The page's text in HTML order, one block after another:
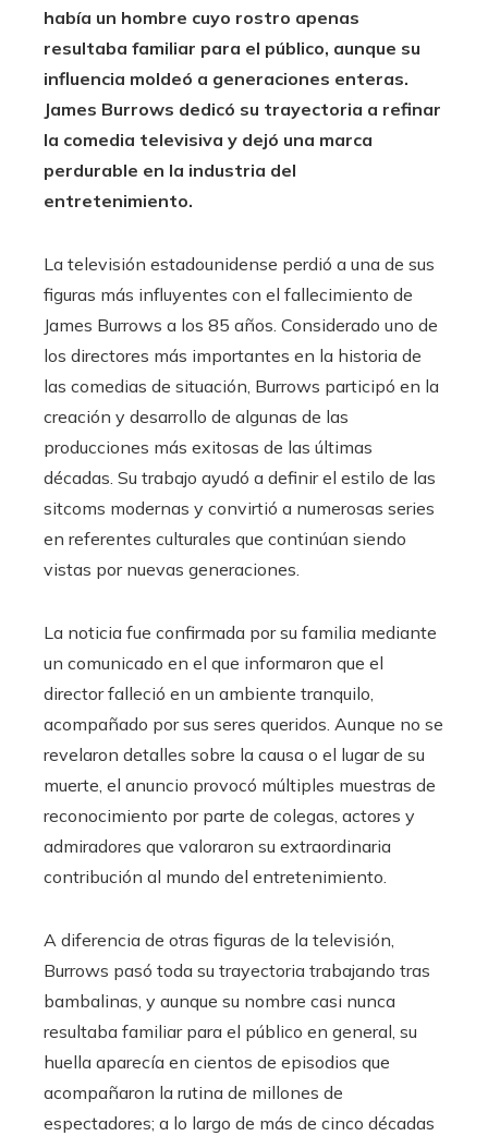
había un hombre cuyo rostro apenas
resultaba familiar para el público, aunque su
influencia moldeó a generaciones enteras.
James Burrows dedicó su trayectoria a refinar
la comedia televisiva y dejó una marca
perdurable en la industria del
entretenimiento.
La televisión estadounidense perdió a una de sus
figuras más influyentes con el fallecimiento de
James Burrows a los 85 años. Considerado uno de
los directores más importantes en la historia de
las comedias de situación, Burrows participó en la
creación y desarrollo de algunas de las
producciones más exitosas de las últimas
décadas. Su trabajo ayudó a definir el estilo de las
sitcoms modernas y convirtió a numerosas series
en referentes culturales que continúan siendo
vistas por nuevas generaciones.
La noticia fue confirmada por su familia mediante
un comunicado en el que informaron que el
director falleció en un ambiente tranquilo,
acompañado por sus seres queridos. Aunque no se
revelaron detalles sobre la causa o el lugar de su
muerte, el anuncio provocó múltiples muestras de
reconocimiento por parte de colegas, actores y
admiradores que valoraron su extraordinaria
contribución al mundo del entretenimiento.
A diferencia de otras figuras de la televisión,
Burrows pasó toda su trayectoria trabajando tras
bambalinas, y aunque su nombre casi nunca
resultaba familiar para el público en general, su
huella aparecía en cientos de episodios que
acompañaron la rutina de millones de
espectadores; a lo largo de más de cinco décadas